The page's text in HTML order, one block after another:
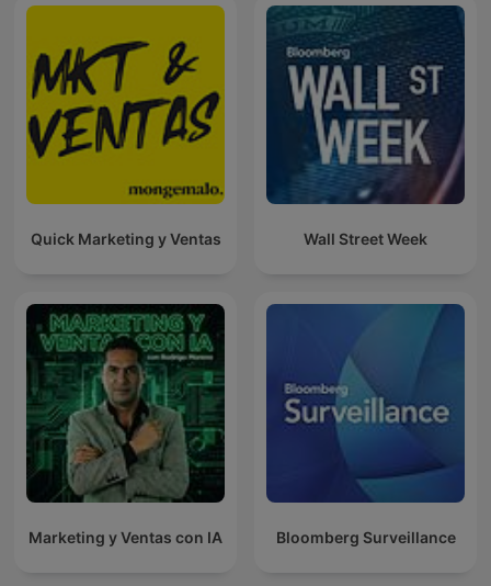
Quick Marketing y Ventas Wall Street Week
Marketing y Ventas con IA Bloomberg Surveillance